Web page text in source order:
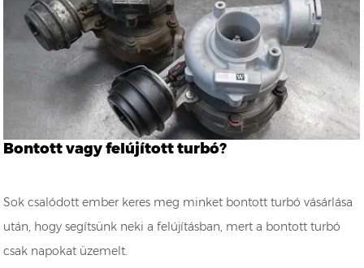
Bontott vagy felújított turbó?
Sok csalódott ember keres meg minket bontott turbó vásárlása
után, hogy segítsünk neki a felújításban, mert a bontott turbó
csak napokat üzemelt.